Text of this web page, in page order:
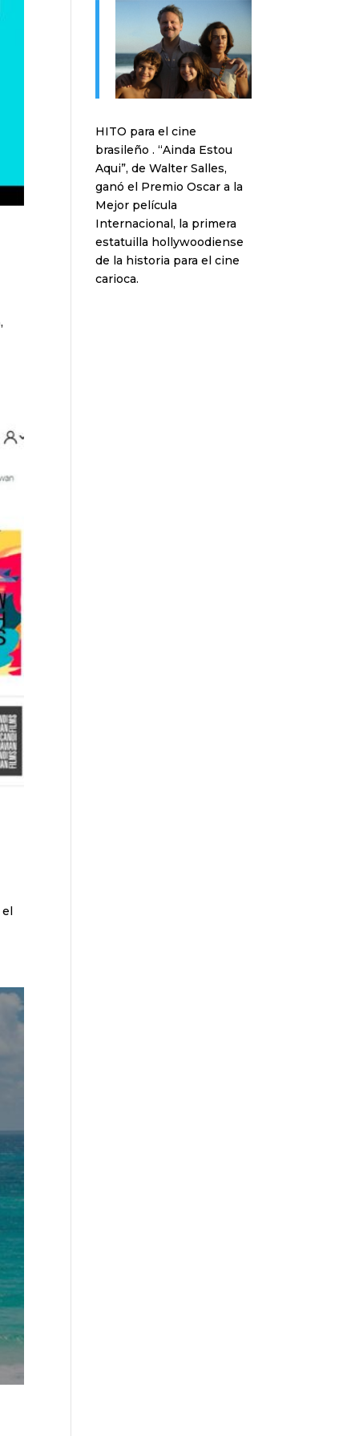
el
HITO para el cine
brasileño . “Ainda Estou
Aqui”, de Walter Salles,
ganó el Premio Oscar a la
Mejor película
Internacional, la primera
estatuilla hollywoodiense
de la historia para el cine
carioca.